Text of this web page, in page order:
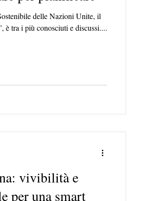
delle Nazioni Unite, il
è tra i più conosciuti e discussi....
vivibilità e
per una smart